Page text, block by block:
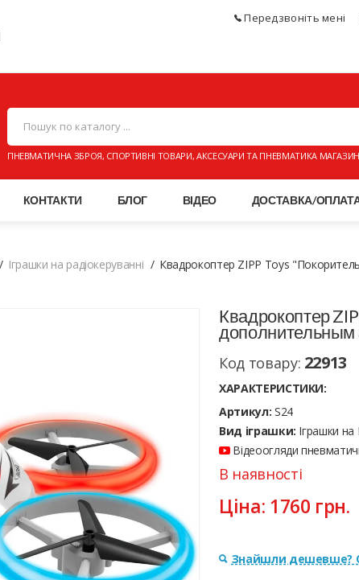
Передзвоніть мені
ПНЕВМАТИЧНА ЗБРОЯ, СПОРТИВНІ ТОВАРИ, АКСЕСУАРИ ТА ПНЕВМАТИКА
КОНТАКТИ БЛОГ ВІДЕО ДОСТАВКА/
Іграшки на радіокеруванні Квадрокоптер ZIPP Toys
Квадрокоптер
дополнительным
Код товару: 22913
ХАРАКТЕРИСТИКИ:
Артикул: S24
Вид іграшки: Іграшки на
Відеоогляди
В наявності
Ціна: 1760 грн.
Знайшли дешевше?